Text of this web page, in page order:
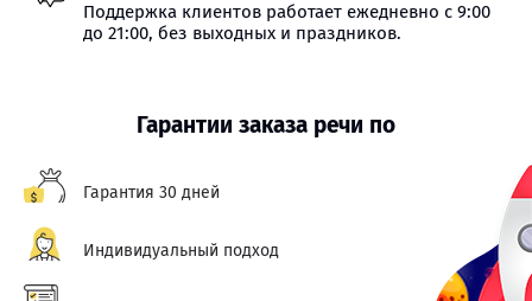
Поддержка клиентов работает ежедневно с 9:00
до 21:00, без выходных и праздников.
Гарантии заказа речи по
Гарантия 30 дней
Индивидуальный подход